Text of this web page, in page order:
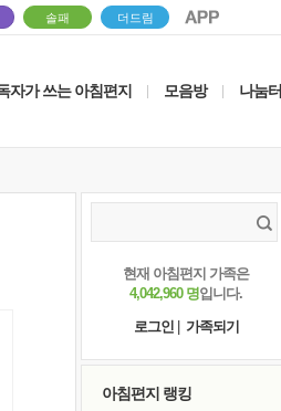
솔패 더드림
자가 쓰는 아침편지 모음방 나눔터
현재 아침편지 가족은
4,042,960 명입니다.
로그인
가족되기
아침편지 랭킹